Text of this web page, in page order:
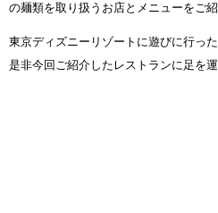
の麺類を取り扱うお店とメニューをご
東京ディズニーリゾートに遊びに行っ
是非今回ご紹介したレストランに足を